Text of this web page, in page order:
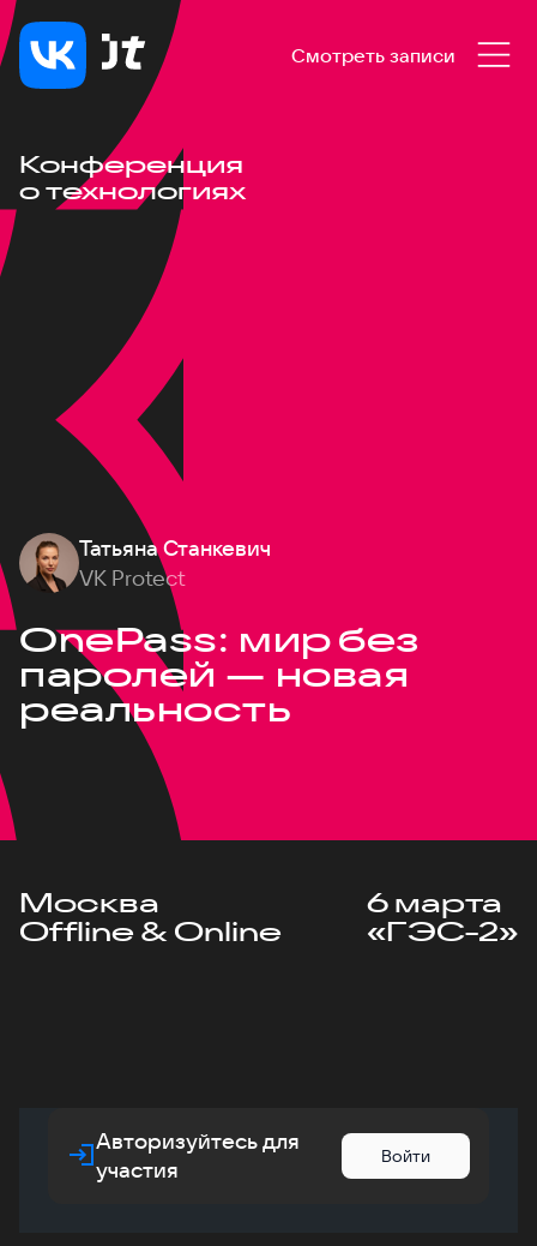
Смотреть записи
Конференция
о технологиях
Татьяна Станкевич
VK Protect
OnePass: мир без
паролей — новая
реальность
Москва
Offline & Online
6 марта
«ГЭС-2»
Авторизуйтесь для
участия
Войти